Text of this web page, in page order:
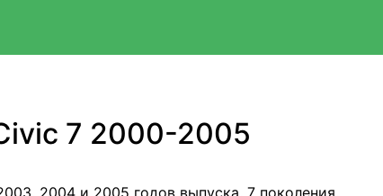
7 2000-2005
2004 и 2005 годов выпуска, 7 поколения,